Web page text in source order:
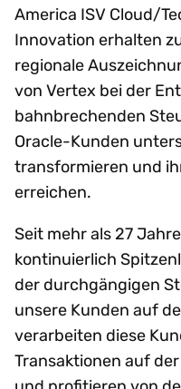
America ISV Cloud/
Innovation erhalten
regionale
von Vertex bei der
bahnbrechenden
Oracle-Kunden
transformieren und
erreichen.
Seit mehr als 27
kontinuierlich
der durchgängigen
unsere Kunden auf
verarbeiten diese
Transaktionen auf